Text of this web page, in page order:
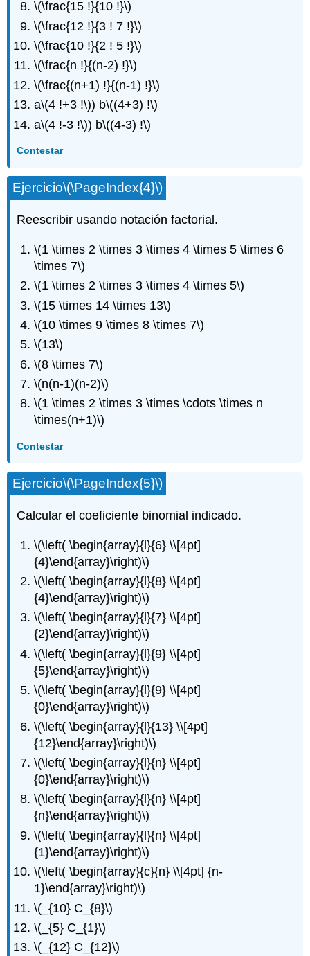
\(\frac{15 !}{10 !}\)
\(\frac{12 !}{3 ! 7 !}\)
\(\frac{10 !}{2 ! 5 !}\)
\(\frac{n !}{(n-2) !}\)
\(\frac{(n+1) !}{(n-1) !}\)
a\(4 !+3 !\)) b\((4+3) !\)
a\(4 !-3 !\)) b\((4-3) !\)
Contestar
Ejercicio\(\PageIndex{4}\)
Reescribir usando notación factorial.
\(1 \times 2 \times 3 \times 4 \times 5 \times 6
\times 7\)
\(1 \times 2 \times 3 \times 4 \times 5\)
\(15 \times 14 \times 13\)
\(10 \times 9 \times 8 \times 7\)
\(13\)
\(8 \times 7\)
\(n(n-1)(n-2)\)
\(1 \times 2 \times 3 \times \cdots \times n
\times(n+1)\)
Contestar
Ejercicio\(\PageIndex{5}\)
Calcular el coeficiente binomial indicado.
\(\left( \begin{array}{l}{6} \\[4pt]
{4}\end{array}\right)\)
\(\left( \begin{array}{l}{8} \\[4pt]
{4}\end{array}\right)\)
\(\left( \begin{array}{l}{7} \\[4pt]
{2}\end{array}\right)\)
\(\left( \begin{array}{l}{9} \\[4pt]
{5}\end{array}\right)\)
\(\left( \begin{array}{l}{9} \\[4pt]
{0}\end{array}\right)\)
\(\left( \begin{array}{l}{13} \\[4pt]
{12}\end{array}\right)\)
\(\left( \begin{array}{l}{n} \\[4pt]
{0}\end{array}\right)\)
\(\left( \begin{array}{l}{n} \\[4pt]
{n}\end{array}\right)\)
\(\left( \begin{array}{l}{n} \\[4pt]
{1}\end{array}\right)\)
\(\left( \begin{array}{c}{n} \\[4pt] {n-
1}\end{array}\right)\)
\(_{10} C_{8}\)
\(_{5} C_{1}\)
\(_{12} C_{12}\)